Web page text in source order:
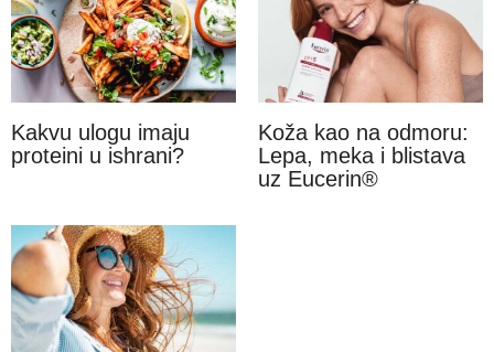
Kakvu ulogu imaju
proteini u ishrani?
Koža kao na odmoru:
Lepa, meka i blistava
uz Eucerin®